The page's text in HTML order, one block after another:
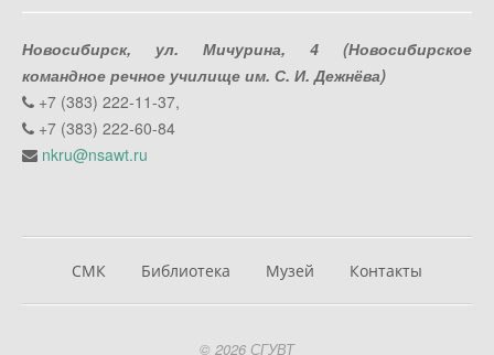
Новосибирск, ул. Мичурина, 4 (Новосибирское
командное речное училище им. С. И. Дежнёва)
+7 (383) 222-11-37,
+7 (383) 222-60-84
nkru@nsawt.ru
СМК Библиотека Музей Контакты
© 2026 СГУВТ